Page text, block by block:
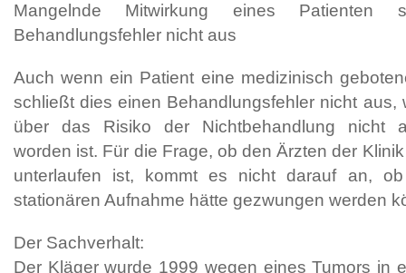
Mangelnde Mitwirkung eines Patienten
Behandlungsfehler nicht aus
Auch wenn ein Patient eine medizinisch
schließt dies einen Behandlungsfehler nicht aus,
über das Risiko der Nichtbehandlung nicht
worden ist. Für die Frage, ob den Ärzten der
unterlaufen ist, kommt es nicht darauf an,
stationären Aufnahme hätte gezwungen werden
Der Sachverhalt:
Der Kläger wurde 1999 wegen eines Tumors in